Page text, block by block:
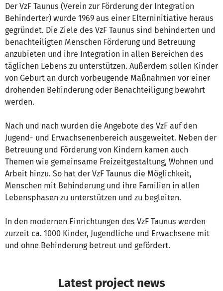
Der VzF Taunus (Verein zur Förderung der Integration
Behinderter) wurde 1969 aus einer Elterninitiative heraus
gegründet. Die Ziele des VzF Taunus sind behinderten und
benachteiligten Menschen Förderung und Betreuung
anzubieten und ihre Integration in allen Bereichen des
täglichen Lebens zu unterstützen. Außerdem sollen Kinder
von Geburt an durch vorbeugende Maßnahmen vor einer
drohenden Behinderung oder Benachteiligung bewahrt
werden.
Nach und nach wurden die Angebote des VzF auf den
Jugend- und Erwachsenenbereich ausgeweitet. Neben der
Betreuung und Förderung von Kindern kamen auch
Themen wie gemeinsame Freizeitgestaltung, Wohnen und
Arbeit hinzu. So hat der VzF Taunus die Möglichkeit,
Menschen mit Behinderung und ihre Familien in allen
Lebensphasen zu unterstützen und zu begleiten.
In den modernen Einrichtungen des VzF Taunus werden
zurzeit ca. 1000 Kinder, Jugendliche und Erwachsene mit
und ohne Behinderung betreut und gefördert.
Latest project news